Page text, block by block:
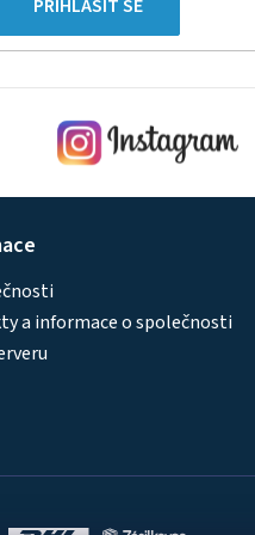
PŘIHLÁSIT SE
a informace o společnosti